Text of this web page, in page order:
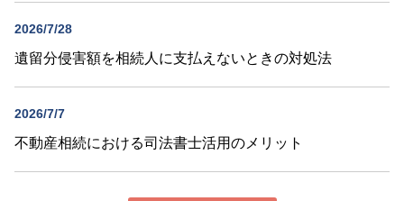
2026/7/28
遺留分侵害額を相続人に支払えないときの対処法
2026/7/7
不動産相続における司法書士活用のメリット